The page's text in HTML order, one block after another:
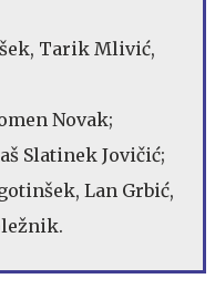
Tarik Mlivić,
Novak;
Slatinek Jovičić;
Lan Grbić,